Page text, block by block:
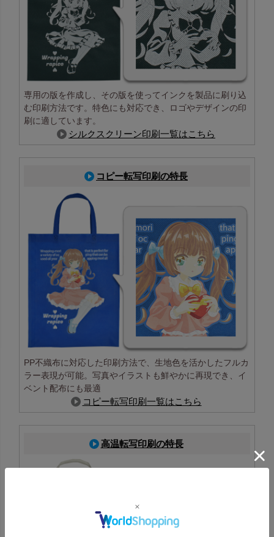
専用の版を作成し、その版を使ってインクを製品に刷り込
む印刷方法です。特色にも対応でき、ロゴやデザインの印
刷に適しています。
シルクスクリーン印刷一覧はこちら
コピー転写印刷の特長
PP不織布に対応した印刷方法で、生地色を活かしたフルカ
ラー表現が可能。写真やイラストも鮮やかに再現でき、イ
ベント配布にも最適
コピー転写印刷一覧はこちら
高温転写印刷の特長